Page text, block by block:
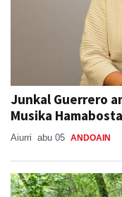
Junkal Guerrero
Musika
Aiurri abu 05 ANDOAIN